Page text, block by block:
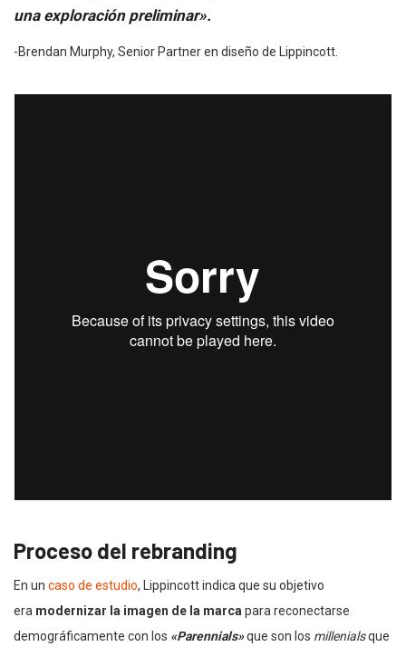
una exploración preliminar».
-Brendan Murphy, Senior Partner en diseño de Lippincott.
Proceso del rebranding
En un caso de estudio, Lippincott indica que su objetivo
era modernizar la imagen de la marca para reconectarse
demográficamente con los «Parennials»que son los millenialsque